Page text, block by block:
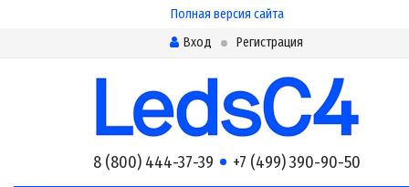
Полная версия сайта
Вход
Регистрация
8 (800) 444-37-39 +7 (499) 390-90-50